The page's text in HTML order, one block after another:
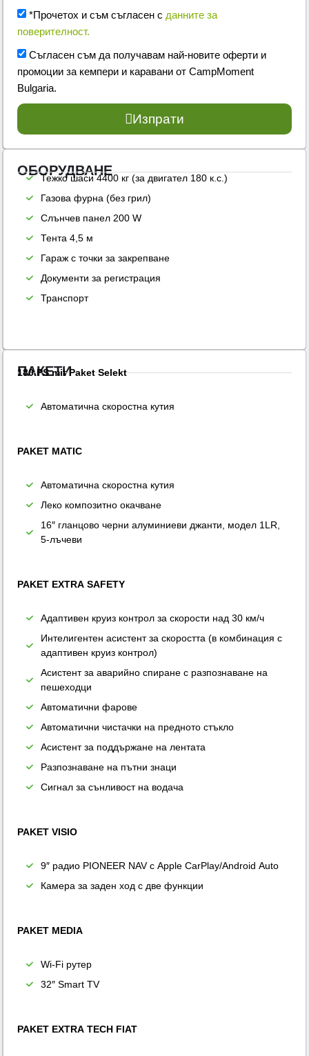
*Прочетох и съм съгласен с данните за
поверителност.
Съгласен съм да получавам най-новите оферти и
промоции за кемпери и каравани от CampMoment
Bulgaria.
Изпрати
ОБОРУДВАНЕ
Тежко шаси 4400 кг (за двигател 180 к.с.)
Газова фурна (без грил)
Слънчев панел 200 W
Тента 4,5 м
Гараж с точки за закрепване
Документи за регистрация
Транспорт
ПАКЕТИ
180 PS mit Paket Selekt
Автоматична скоростна кутия
PAKET MATIC
Автоматична скоростна кутия
Леко композитно окачване
16″ гланцово черни алуминиеви джанти, модел 1LR,
5-лъчеви
PAKET EXTRA SAFETY
Адаптивен круиз контрол за скорости над 30 км/ч
Интелигентен асистент за скоростта (в комбинация с
адаптивен круиз контрол)
Асистент за аварийно спиране с разпознаване на
пешеходци
Автоматични фарове
Автоматични чистачки на предното стъкло
Асистент за поддържане на лентата
Разпознаване на пътни знаци
Сигнал за сънливост на водача
PAKET VISIO
9″ радио PIONEER NAV с Apple CarPlay/Android Auto
Камера за заден ход с две функции
PAKET MEDIA
Wi-Fi рутер
32″ Smart TV
PAKET EXTRA TECH FIAT